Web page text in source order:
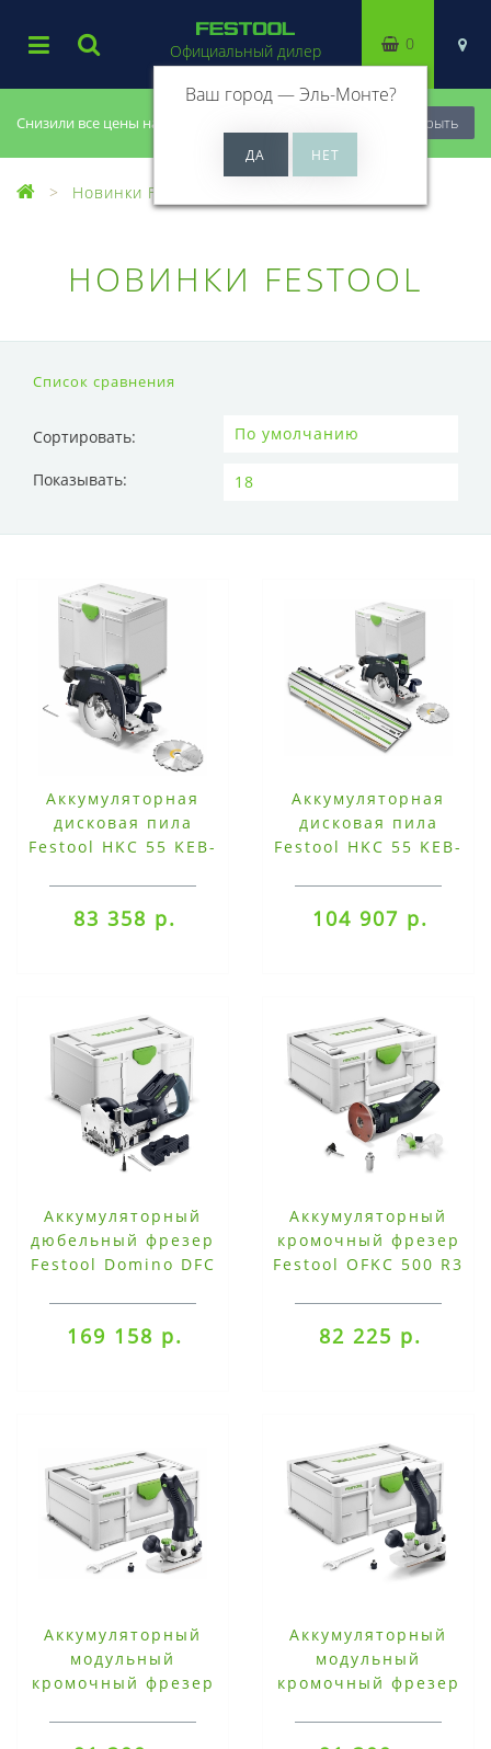
Снизили все цены на 20%, успей купить! Закрыть
Официальный дилер
Ваш город —Эль-Монте?
0
Новинки Festool
НОВИНКИ FESTOOL
Список сравнения
Сортировать:
Показывать:
Аккумуляторная
дисковая пила
Festool HKC 55 KEB-
83 358 р.
Аккумуляторная
дисковая пила
Festool HKC 55 KEB-
104 907 р.
Аккумуляторный
дюбельный фрезер
Festool Domino DFC
169 158 р.
Аккумуляторный
кромочный фрезер
Festool OFKC 500 R3
82 225 р.
Аккумуляторный
модульный
кромочный фрезер
Аккумуляторный
модульный
кромочный фрезер